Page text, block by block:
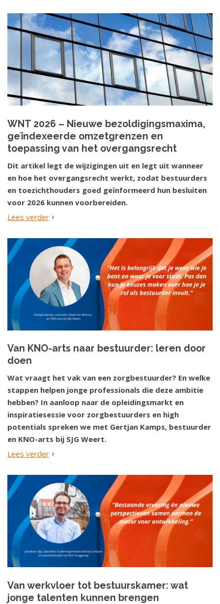
WNT 2026 – Nieuwe bezoldigingsmaxima,
geïndexeerde omzetgrenzen en
toepassing van het overgangsrecht
Dit artikel legt de wijzigingen uit en legt uit wanneer
en hoe het overgangsrecht werkt, zodat bestuurders
en toezichthouders goed geïnformeerd hun besluiten
voor 2026 kunnen voorbereiden.
Lees verder
Van KNO-arts naar bestuurder: leren door
doen
Wat vraagt het vak van een zorgbestuurder? En welke
stappen helpen jonge professionals die deze ambitie
hebben? In aanloop naar de opleidingsmarkt en
inspiratiesessie voor zorgbestuurders en high
potentials spreken we met Gertjan Kamps, bestuurder
en KNO-arts bij SJG Weert.
Lees verder
Van werkvloer tot bestuurskamer: wat
jonge talenten kunnen brengen